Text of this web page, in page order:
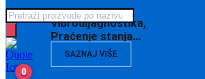
Vibrodijagnostika,
Praćenje stanja…
SAZNAJ VIŠE
Products
search
0